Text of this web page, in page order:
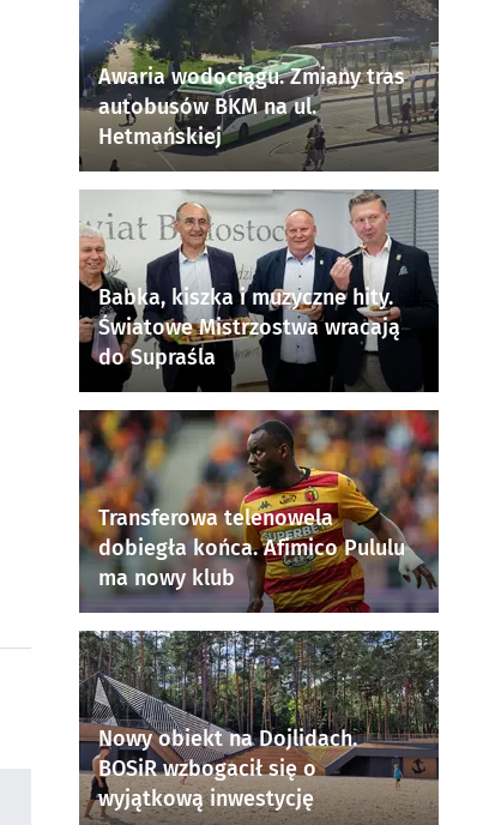
Awaria wodociągu. Zmiany tras
autobusów BKM na ul.
Hetmańskiej
Babka, kiszka i muzyczne hity.
Światowe Mistrzostwa wracają
do Supraśla
Transferowa telenowela
dobiegła końca. Afimico Pululu
ma nowy klub
Nowy obiekt na Dojlidach.
BOSiR wzbogacił się o
wyjątkową inwestycję